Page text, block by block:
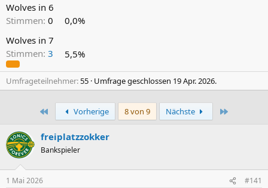
Wolves in 6
Stimmen: 0
0,0%
Wolves in 7
Stimmen: 3 5,5%
Umfrageteilnehmer 55 Umfrage geschlossen 19 Apr. 2026.
Erste Vorherige 8 von 9 Nächste
freiplatzzokker
Bankspieler
1 Mai 2026 #141